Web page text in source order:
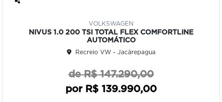
VOLKSWAGEN
NIVUS 1.0 200 TSI TOTAL FLEX COMFORTLINE
AUTOMÁTICO
Recreio VW - Jacárepagua
de R$ 147.290,00
por R$ 139.990,00